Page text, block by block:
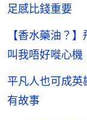
足感比錢重要
【香水藥油？
叫我唔好嘥心機
平凡人也可成
有故事